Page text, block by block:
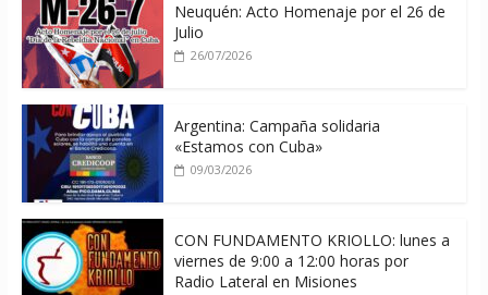
Neuquén: Acto Homenaje por el 26 de
Julio
26/07/2026
Argentina: Campaña solidaria
«Estamos con Cuba»
09/03/2026
CON FUNDAMENTO KRIOLLO: lunes a
viernes de 9:00 a 12:00 horas por
Radio Lateral en Misiones